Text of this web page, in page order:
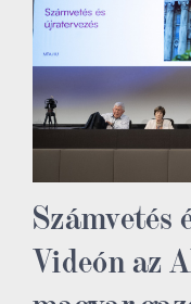
Számvetés
Videón az